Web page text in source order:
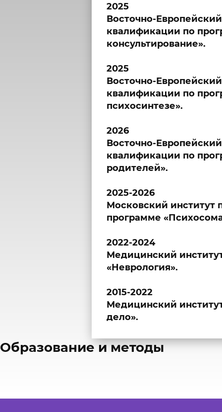
2025
Восточно-
квалификации по
консультирование».
2025
Восточно-
квалификации по
психосинтезе».
2026
Восточно-
квалификации по
родителей».
2025-2026
Московский институт
программе
2022-2024
Медицинский
«Неврология».
2015-2022
Медицинский
дело».
​Образование и методы